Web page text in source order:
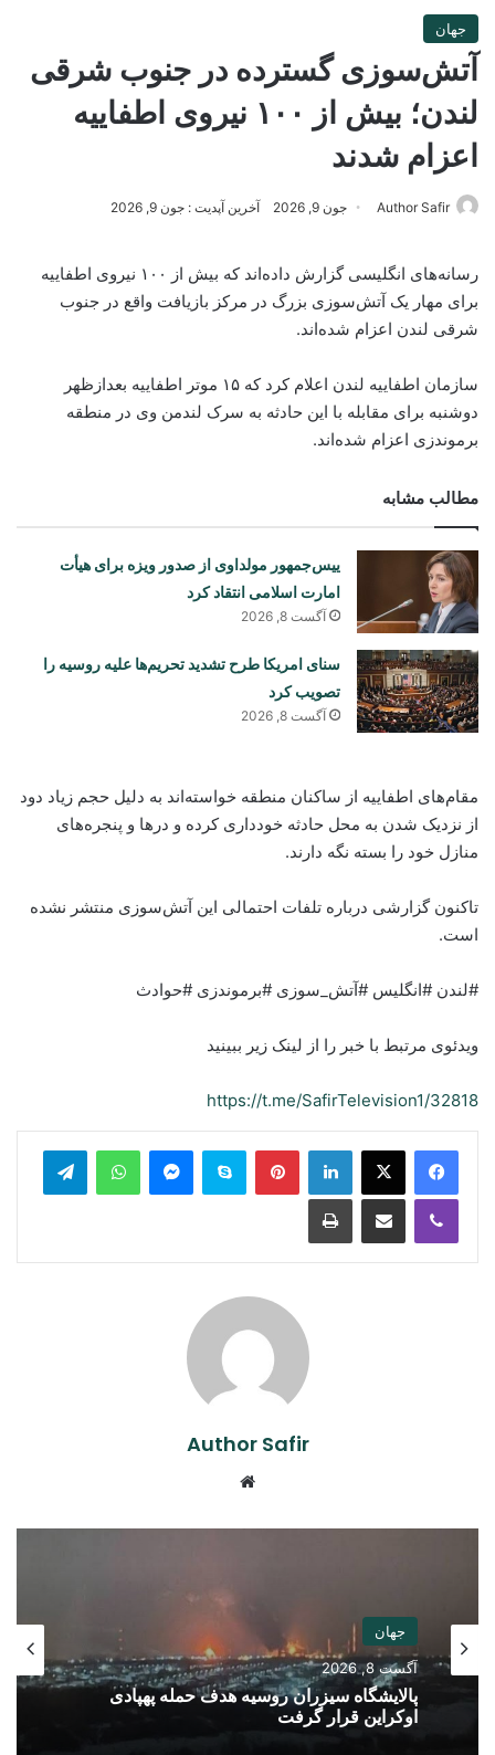
جهان
آتش‌سوزی گسترده در جنوب شرقی
لندن؛ بیش از ۱۰۰ نیروی اطفاییه
اعزام شدند
Author Safir جون 9, 2026 آخرین آپدیت : جون 9, 2026
رسانه‌های انگلیسی گزارش داده‌اند که بیش از ۱۰۰ نیروی اطفاییه
برای مهار یک آتش‌سوزی بزرگ در مرکز بازیافت واقع در جنوب
شرقی لندن اعزام شده‌اند.
سازمان اطفاییه لندن اعلام کرد که ۱۵ موتر اطفاییه بعدازظهر
دوشنبه برای مقابله با این حادثه به سرک لندمن وی در منطقه
برموندزی اعزام شده‌اند.
مطالب مشابه
ییس‌جمهور مولداوی از صدور ویزه برای هیأت
امارت اسلامی انتقاد کرد
آگست 8, 2026
سنای امریکا طرح تشدید تحریم‌ها علیه روسیه را
تصویب کرد
آگست 8, 2026
مقام‌های اطفاییه از ساکنان منطقه خواسته‌اند به دلیل حجم زیاد دود
از نزدیک شدن به محل حادثه خودداری کرده و درها و پنجره‌های
منازل خود را بسته نگه دارند.
تاکنون گزارشی درباره تلفات احتمالی این آتش‌سوزی منتشر نشده
است.
#لندن #انگلیس #آتش_سوزی #برموندزی #حوادث
ویدئوی مرتبط با خبر را از لینک زیر ببینید
https://t.me/SafirTelevision1/32818
LinkedIn
Pinterest
Skype
Messenger
WhatsApp
Viber
Share via Email
Print
Author Safir
جهان
آگست 8, 2026
پالایشگاه سیزران روسیه هدف حمله پهپادی
اوکراین قرار گرفت